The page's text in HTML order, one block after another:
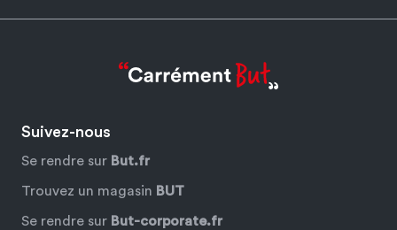
Suivez-nous
Se rendre sur But.fr
Trouvez un magasin BUT
Se rendre sur But-corporate.fr